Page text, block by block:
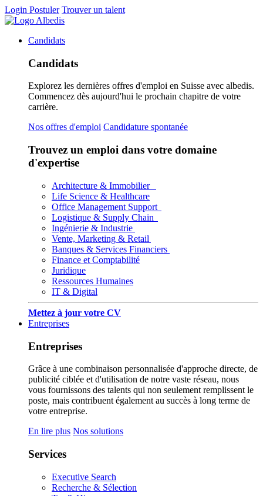
Login Postuler Trouver un talent
Candidats
Candidats
Explorez les dernières offres d'emploi en Suisse avec albedis.
Commencez dès aujourd'hui le prochain chapitre de votre
carrière.
Nos offres d'emploi Candidature spontanée
Trouvez un emploi dans votre domaine
d'expertise
Architecture & Immobilier
Life Science & Healthcare
Office Management Support
Logistique & Supply Chain
Ingénierie & Industrie
Vente, Marketing & Retail
Banques & Services Financiers
Finance et Comptabilité
Juridique
Ressources Humaines
IT & Digital
Mettez à jour votre CV
Entreprises
Entreprises
Grâce à une combinaison personnalisée d'approche directe, de
publicité ciblée et d'utilisation de notre vaste réseau, nous
vous fournissons des talents qui non seulement remplissent le
poste, mais contribuent également au succès à long terme de
votre entreprise.
En lire plus Nos solutions
Services
Executive Search
Recherche & Sélection